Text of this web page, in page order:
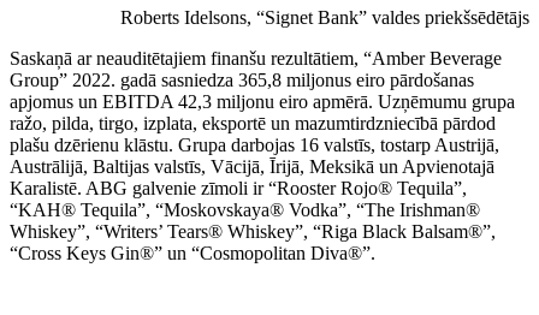
Roberts Idelsons, “Signet Bank” valdes priekšsēdētājs
Saskaņā ar neauditētajiem finanšu rezultātiem, “Amber Beverage
Group” 2022. gadā sasniedza 365,8 miljonus eiro pārdošanas
apjomus un EBITDA 42,3 miljonu eiro apmērā. Uzņēmumu grupa
ražo, pilda, tirgo, izplata, eksportē un mazumtirdzniecībā pārdod
plašu dzērienu klāstu. Grupa darbojas 16 valstīs, tostarp Austrijā,
Austrālijā, Baltijas valstīs, Vācijā, Īrijā, Meksikā un Apvienotajā
Karalistē. ABG galvenie zīmoli ir “Rooster Rojo® Tequila”,
“KAH® Tequila”, “Moskovskaya® Vodka”, “The Irishman®
Whiskey”, “Writers’ Tears® Whiskey”, “Riga Black Balsam®”,
“Cross Keys Gin®” un “Cosmopolitan Diva®”.